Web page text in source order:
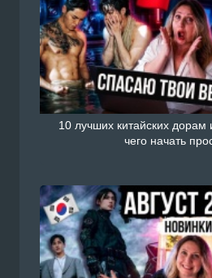
10 лучших китайских
чего начать